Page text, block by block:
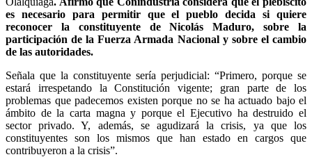
es necesario para permitir que el pueblo decida si quiere
reconocer la constituyente de Nicolás Maduro, sobre la
participación de la Fuerza Armada Nacional y sobre el cambio
de las autoridades.
Señala que la constituyente sería perjudicial: “Primero, porque se
estará irrespetando la Constitución vigente; gran parte de los
problemas que padecemos existen porque no se ha actuado bajo el
ámbito de la carta magna y porque el Ejecutivo ha destruido el
sector privado. Y, además, se agudizará la crisis, ya que los
constituyentes son los mismos que han estado en cargos que
contribuyeron a la crisis”.